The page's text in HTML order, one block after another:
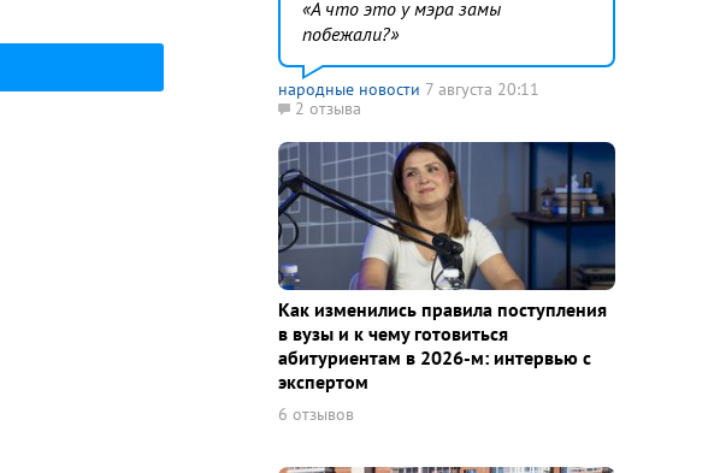
А что это у мэра замы
побежали?
народные новости 7 августа 20:11
2 отзыва
Как изменились правила поступления
в вузы и к чему готовиться
абитуриентам в 2026-м: интервью с
экспертом
6 отзывов